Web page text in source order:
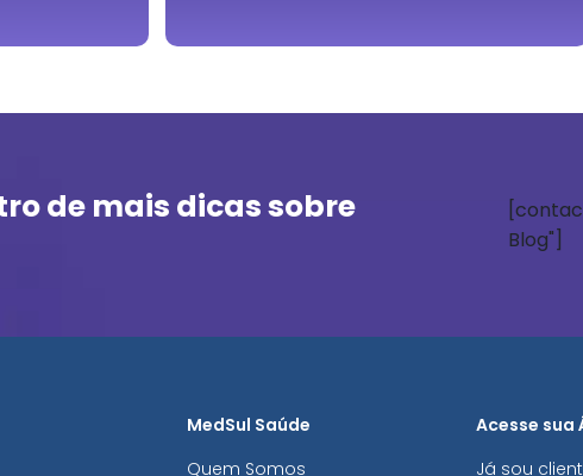
de mais dicas sobre
Blog"]
MedSul Saúde
Quem Somos
Acesse sua
Já sou